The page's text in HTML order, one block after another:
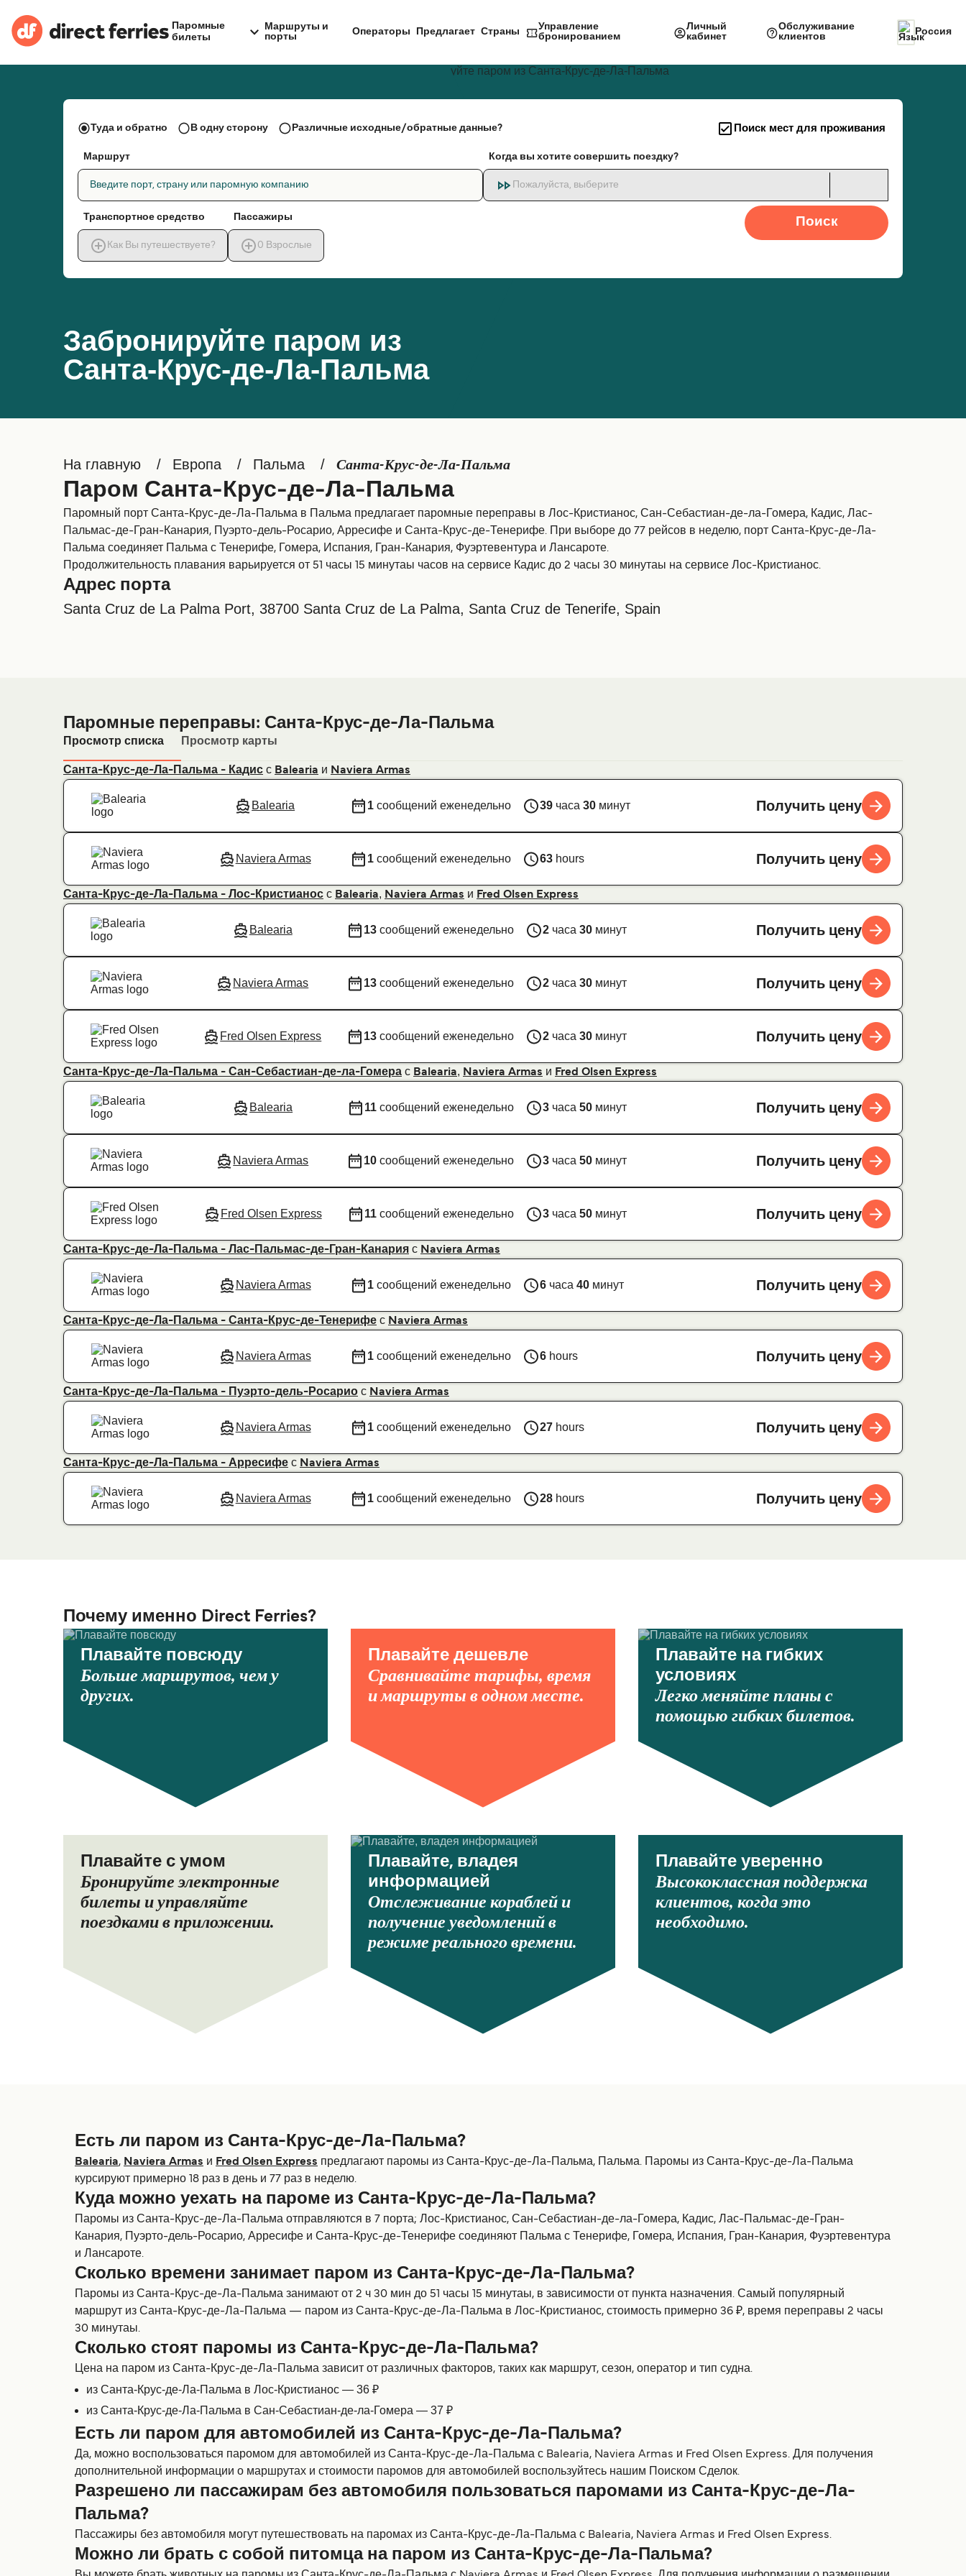
Паромные
билеты
Маршруты и
порты
Операторы Предлагает Страны
Управление
бронированием
Личный
кабинет
Обслуживание
клиентов
Россия
Забронируйте паром из
Санта-Крус-де-Ла-Пальма
Туда и обратно В одну сторону Различные исходные/обратные данные? Поиск мест для проживания
Маршрут
Введите порт, страну или паромную компанию
Когда вы хотите совершить поездку?
Пожалуйста, выберите
Транспортное средство
Как Вы путешествуете?
Пассажиры
0 Взрослые
Поиск
На главную Европа Пальма Санта-Крус-де-Ла-Пальма
Паром Санта-Крус-де-Ла-Пальма
Паромный порт Санта-Крус-де-Ла-Пальма в Пальма предлагает паромные переправы в Лос-Кристианос, Сан-Себастиан-де-ла-Гомера, Кадис, Лас-
Пальмас-де-Гран-Канария, Пуэрто-дель-Росарио, Арресифе и Санта-Крус-де-Тенерифе. При выборе до 77 рейсов в неделю, порт Санта-Крус-де-Ла-
Пальма соединяет Пальма с Тенерифе, Гомера, Испания, Гран-Канария, Фуэртевентура и Лансароте.
Продолжительность плавания варьируется от 51 часы 15 минутаы часов на сервисе Кадис до 2 часы 30 минутаы на сервисе Лос-Кристианос.
Адрес порта
Santa Cruz de La Palma Port, 38700 Santa Cruz de La Palma, Santa Cruz de Tenerife, Spain
Паромные переправы: Санта-Крус-де-Ла-Пальма
Просмотр списка Просмотр карты
Санта-Крус-де-Ла-Пальма - Кадис с Balearia и Naviera Armas
Balearia 1 сообщений еженедельно 39 часа30 минут Получить цену
Naviera Armas 1 сообщений еженедельно 63 hours Получить цену
Санта-Крус-де-Ла-Пальма - Лос-Кристианос с Balearia, Naviera Armas и Fred Olsen Express
Balearia 13 сообщений еженедельно 2 часа30 минут Получить цену
Naviera Armas 13 сообщений еженедельно 2 часа30 минут Получить цену
Fred Olsen Express 13 сообщений еженедельно 2 часа30 минут Получить цену
Санта-Крус-де-Ла-Пальма - Сан-Себастиан-де-ла-Гомера с Balearia, Naviera Armas и Fred Olsen Express
Balearia 11сообщений еженедельно 3часа 50минут Получить цену
Naviera Armas 10 сообщений еженедельно 3 часа50 минут Получить цену
Fred Olsen Express 11сообщений еженедельно 3часа 50минут Получить цену
Санта-Крус-де-Ла-Пальма - Лас-Пальмас-де-Гран-Канария с Naviera Armas
Naviera Armas 1 сообщений еженедельно 6 часа40 минут Получить цену
Санта-Крус-де-Ла-Пальма - Санта-Крус-де-Тенерифе с Naviera Armas
Naviera Armas 1 сообщений еженедельно 6 hours Получить цену
Санта-Крус-де-Ла-Пальма - Пуэрто-дель-Росарио с Naviera Armas
Naviera Armas 1 сообщений еженедельно 27 hours Получить цену
Санта-Крус-де-Ла-Пальма - Арресифе с Naviera Armas
Naviera Armas 1 сообщений еженедельно 28 hours Получить цену
Почему именно Direct Ferries?
Плавайте повсюду
Больше маршрутов, чем у
других.
Плавайте дешевле
Сравнивайте тарифы, время
и маршруты в одном месте.
Плавайте на гибких
условиях
Легко меняйте планы с
помощью гибких билетов.
Плавайте с умом
Бронируйте электронные
билеты и управляйте
поездками в приложении.
Плавайте, владея
информацией
Отслеживание кораблей и
получение уведомлений в
режиме реального времени.
Плавайте уверенно
Высококлассная поддержка
клиентов, когда это
необходимо.
Есть ли паром из Санта-Крус-де-Ла-Пальма?
Balearia, Naviera Armas и Fred Olsen Express предлагают паромы из Санта-Крус-де-Ла-Пальма, Пальма. Паромы из Санта-Крус-де-Ла-Пальма
курсируют примерно 18 раз в день и 77 раз в неделю.
Куда можно уехать на пароме из Санта-Крус-де-Ла-Пальма?
Паромы из Санта-Крус-де-Ла-Пальма отправляются в 7 порта; Лос-Кристианос, Сан-Себастиан-де-ла-Гомера, Кадис, Лас-Пальмас-де-Гран-
Канария, Пуэрто-дель-Росарио, Арресифе и Санта-Крус-де-Тенерифе соединяют Пальма с Тенерифе, Гомера, Испания, Гран-Канария, Фуэртевентура
и Лансароте.
Сколько времени занимает паром из Санта-Крус-де-Ла-Пальма?
Паромы из Санта-Крус-де-Ла-Пальма занимают от 2 ч 30 мин до 51 часы 15 минутаы, в зависимости от пункта назначения. Самый популярный
маршрут из Санта-Крус-де-Ла-Пальма — паром из Санта-Крус-де-Ла-Пальма в Лос-Кристианос, стоимость примерно 36 ₽, время переправы 2 часы
30 минутаы.
Сколько стоят паромы из Санта-Крус-де-Ла-Пальма?
Цена на паром из Санта-Крус-де-Ла-Пальма зависит от различных факторов, таких как маршрут, сезон, оператор и тип судна.
из Санта-Крус-де-Ла-Пальма в Лос-Кристианос — 36 ₽
из Санта-Крус-де-Ла-Пальма в Сан-Себастиан-де-ла-Гомера — 37 ₽
Есть ли паром для автомобилей из Санта-Крус-де-Ла-Пальма?
Да, можно воспользоваться паромом для автомобилей из Санта-Крус-де-Ла-Пальма с Balearia, Naviera Armas и Fred Olsen Express. Для получения
дополнительной информации о маршрутах и стоимости паромов для автомобилей воспользуйтесь нашим Поиском Сделок.
Разрешено ли пассажирам без автомобиля пользоваться паромами из Санта-Крус-де-Ла-
Пальма?
Пассажиры без автомобиля могут путешествовать на паромах из Санта-Крус-де-Ла-Пальма с Balearia, Naviera Armas и Fred Olsen Express.
Можно ли брать с собой питомца на паром из Санта-Крус-де-Ла-Пальма?